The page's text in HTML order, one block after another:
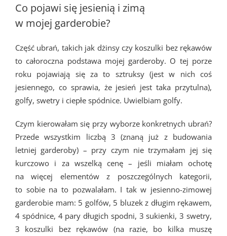
Co pojawi się jesienią i zimą
w mojej garderobie?
Część ubrań, takich jak dżinsy czy koszulki bez rękawów
to całoroczna podstawa mojej garderoby. O tej porze
roku pojawiają się za to sztruksy (jest w nich coś
jesiennego, co sprawia, że jesień jest taka przytulna),
golfy, swetry i ciepłe spódnice. Uwielbiam golfy.
Czym kierowałam się przy wyborze konkretnych ubrań?
Przede wszystkim liczbą 3 (znaną już z budowania
letniej garderoby) – przy czym nie trzymałam jej się
kurczowo i za wszelką cenę – jeśli miałam ochotę
na więcej elementów z poszczególnych kategorii,
to sobie na to pozwalałam. I tak w jesienno-zimowej
garderobie mam: 5 golfów, 5 bluzek z długim rękawem,
4 spódnice, 4 pary długich spodni, 3 sukienki, 3 swetry,
3 koszulki bez rękawów (na razie, bo kilka muszę